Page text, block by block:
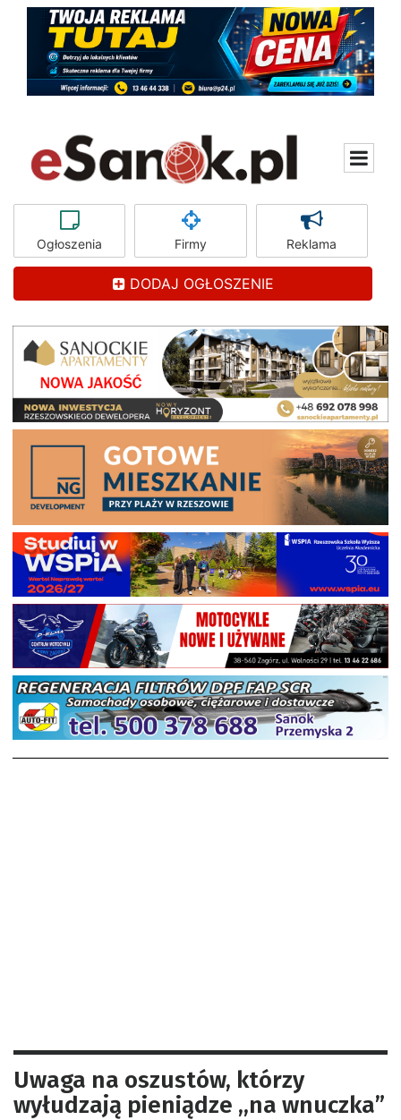
Ogłoszenia Firmy Reklama
DODAJ OGŁOSZENIE
Uwaga na oszustów, którzy
wyłudzają pieniądze ,,na wnuczka”